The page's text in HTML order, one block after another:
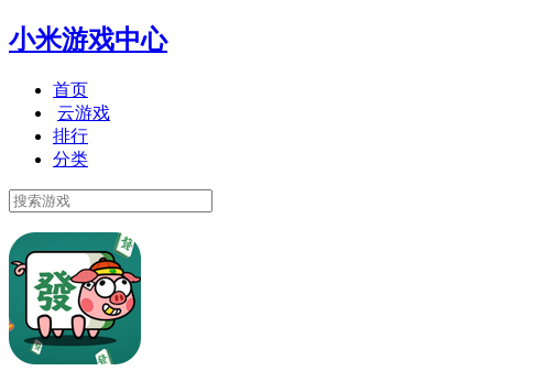
小米游戏中心
首页
云游戏
排行
分类